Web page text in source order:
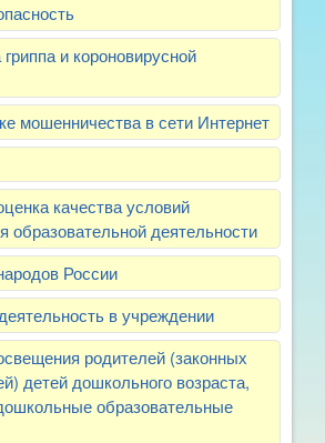
и короновирусной
мошенничества в сети Интернет
качества условий
образовательной деятельности
России
в учреждении
родителей (законных
детей дошкольного возраста,
образовательные